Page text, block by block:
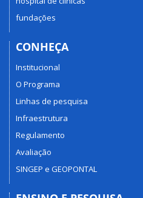
fundações
CONHEÇA
Institucional
O Programa
Linhas de pesquisa
Infraestrutura
Regulamento
Avaliação
SINGEP e GEOPONTAL